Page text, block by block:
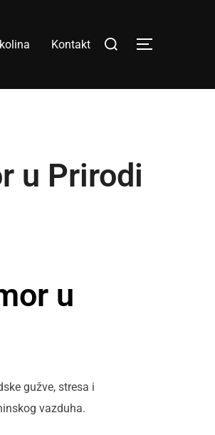
Kontakt
u Prirodi
u
gužve, stresa i
vazduha.